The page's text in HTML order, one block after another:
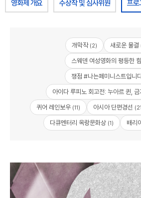
영화제 개요 수상작 및 심사위원 프로
개막작(2) 새로운 물결
스웨덴 여성영화의 평등한 힘
쟁점 #나는페미니스트입니
아이다 루피노 회고전: 누아르 퀸,
퀴어 레인보우(11) 아시아 단편경선
다큐멘터리 옥랑문화상(1) 배리